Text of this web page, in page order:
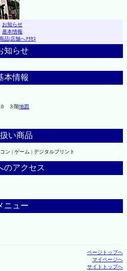
お知らせ
基本情報
品|店舗へｱｸｾｽ
知らせ
本情報
10 ３階地図
い商品
ン | ゲーム | デジタルプリント
のアクセス
ニュー
ページトップへ
マイページへ
サイトトップへ